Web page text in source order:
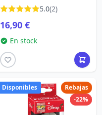
5.0(2)
16,90 €
En stock
Rebajas
-22%
Disponibles